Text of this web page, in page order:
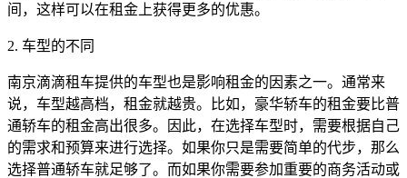
间，这样可以在租金上获得更多的优惠。
2. 车型的不同
南京滴滴租车提供的车型也是影响租金的因素之一。通常来
说，车型越高档，租金就越贵。比如，豪华轿车的租金要比普
通轿车的租金高出很多。因此，在选择车型时，需要根据自己
的需求和预算来进行选择。如果你只是需要简单的代步，那么
选择普通轿车就足够了。而如果你需要参加重要的商务活动或